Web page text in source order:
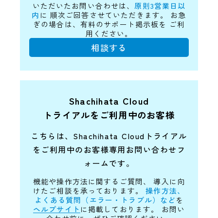
いただいたお問い合わせは、 原則3営業日以
内 に 順次ご回答させていただきます。
お急
ぎの場合は、有料のサポート掲示板を ご利
用ください。
相談する
Shachihata Cloud
トライアルをご利用中のお客様
こちらは、Shachihata Cloudトライアル
を ご利用中のお客様専用お問い合わせフ
ォームです。
機能や操作方法に関するご質問、
導入に向
けたご相談を承っております。
操作方法、
よくある質問（エラー・トラブル）などを
ヘルプサイト に掲載しております。
お問い